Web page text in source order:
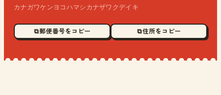
カナガワケンヨコハマシカナザワクデイキ
⧉ 郵便番号をコピー ⧉ 住所をコピー